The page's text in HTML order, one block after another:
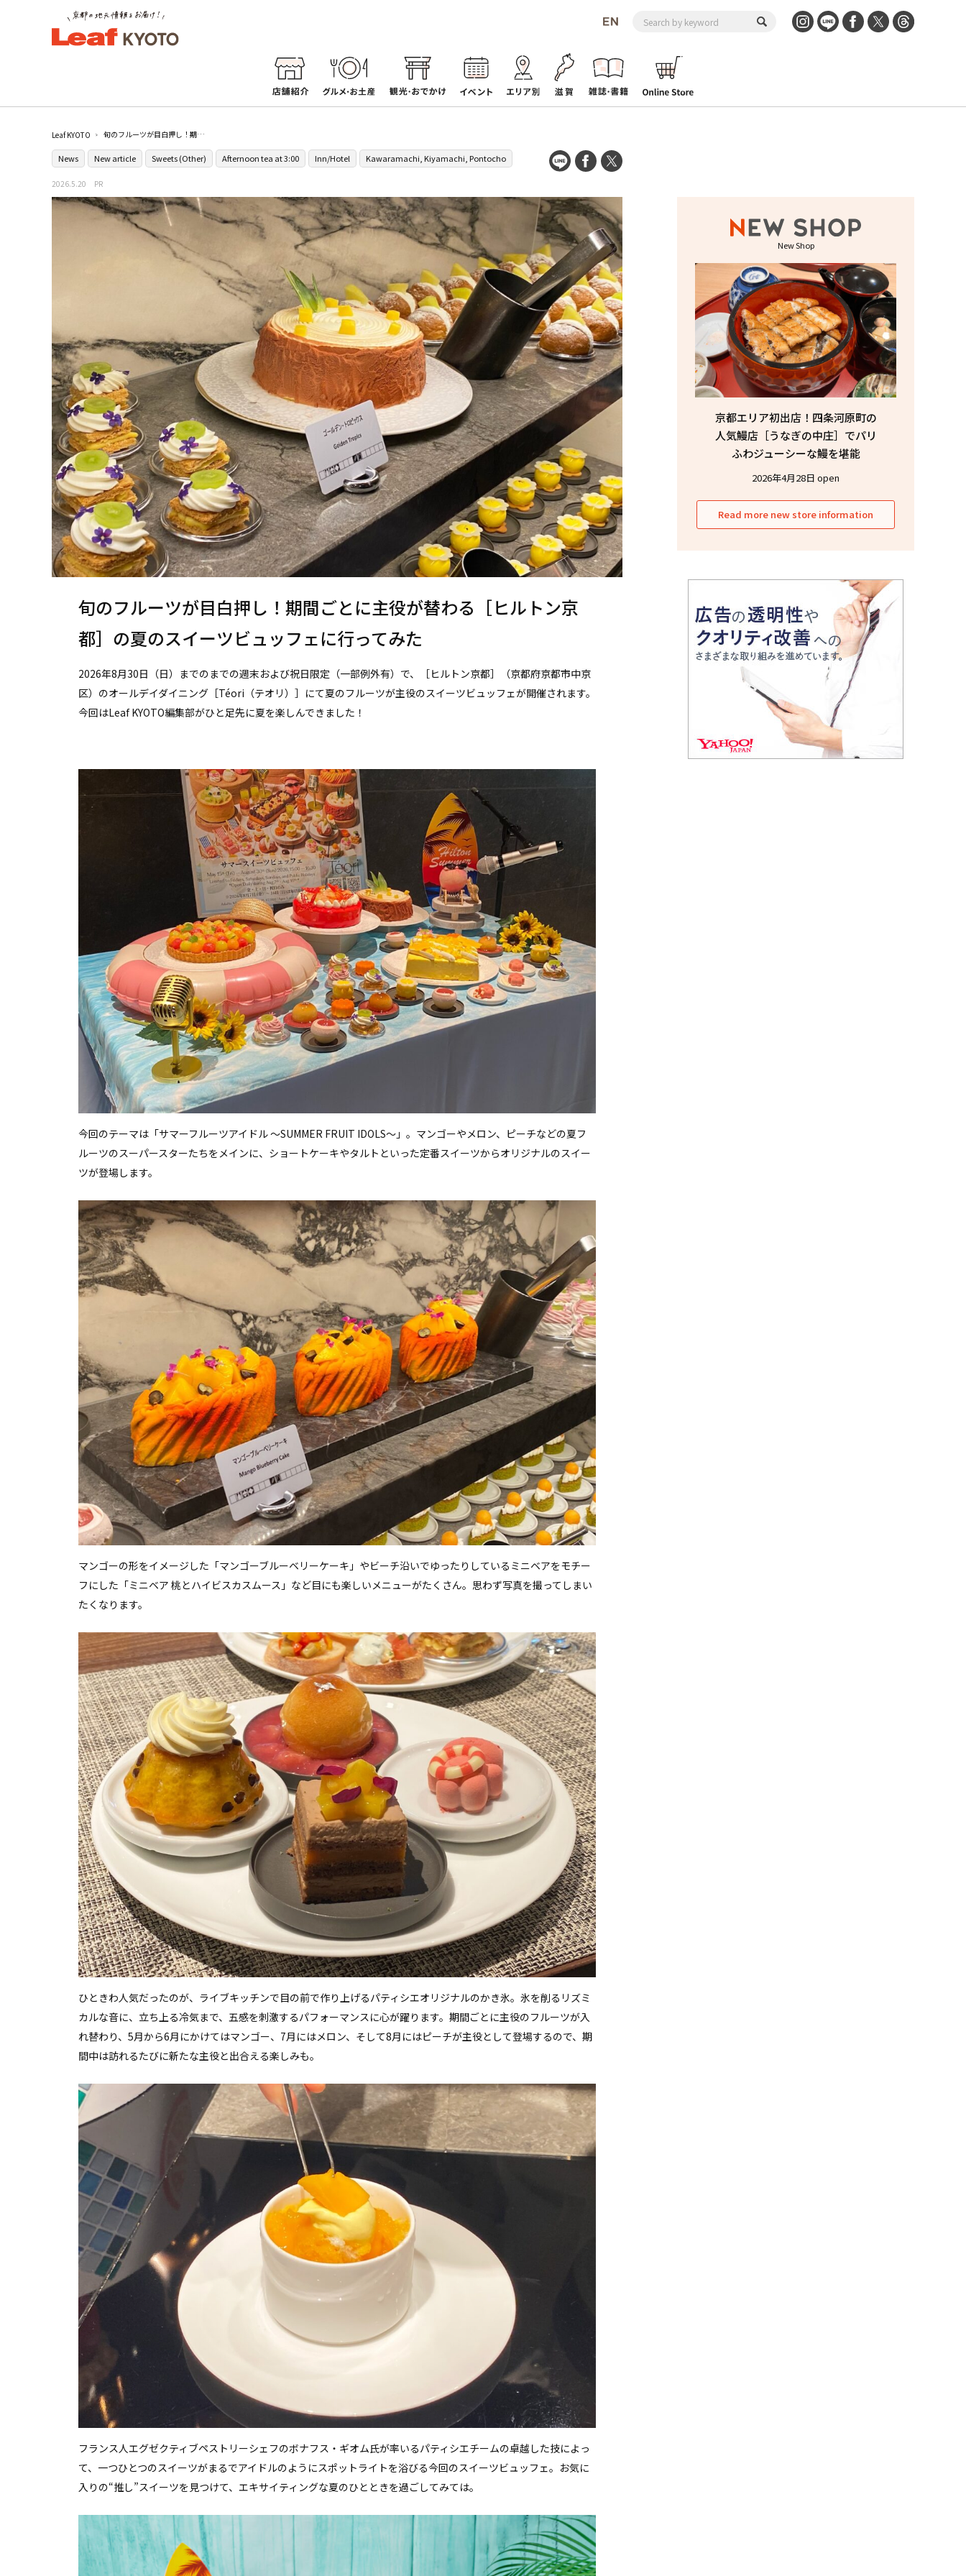
Leaf KYOTO 旬のフルーツが目白押し！期間ごとに主役が替わる［ヒルトン京都］の夏のスイーツビュッフェに行ってみた
News New article Sweets (Other) Afternoon tea at 3:00 Inn/Hotel Kawaramachi, Kiyamachi, Pontocho
2026.5.20 PR
旬のフルーツが目白押し！期間ごとに主役が替わる［ヒルトン京
都］の夏のスイーツビュッフェに行ってみた
2026年8月30日（日）までのまでの週末および祝日限定（一部例外有）で、［ヒルトン京都］（京都府京都市中京
区）のオールデイダイニング［Téori（テオリ）］にて夏のフルーツが主役のスイーツビュッフェが開催されます。
今回はLeaf KYOTO編集部がひと足先に夏を楽しんできました！
今回のテーマは「サマーフルーツアイドル ～SUMMER FRUIT IDOLS～」。マンゴーやメロン、ピーチなどの夏フ
ルーツのスーパースターたちをメインに、ショートケーキやタルトといった定番スイーツからオリジナルのスイー
ツが登場します。
マンゴーの形をイメージした「マンゴーブルーベリーケーキ」やビーチ沿いでゆったりしているミニベアをモチー
フにした「ミニベア 桃とハイビスカスムース」など目にも楽しいメニューがたくさん。思わず写真を撮ってしまい
たくなります。
ひときわ人気だったのが、ライブキッチンで目の前で作り上げるパティシエオリジナルのかき氷。氷を削るリズミ
カルな音に、立ち上る冷気まで、五感を刺激するパフォーマンスに心が躍ります。期間ごとに主役のフルーツが入
れ替わり、5月から6月にかけてはマンゴー、7月にはメロン、そして8月にはピーチが主役として登場するので、期
間中は訪れるたびに新たな主役と出合える楽しみも。
フランス人エグゼクティブペストリーシェフのボナフス・ギオム氏が率いるパティシエチームの卓越した技によっ
て、一つひとつのスイーツがまるでアイドルのようにスポットライトを浴びる今回のスイーツビュッフェ。お気に
入りの“推し”スイーツを見つけて、エキサイティングな夏のひとときを過ごしてみては。
New Shop
京都エリア初出店！四条河原町の
人気鰻店［うなぎの中庄］でパリ
ふわジューシーな鰻を堪能
2026年4月28日 open
Read more new store information